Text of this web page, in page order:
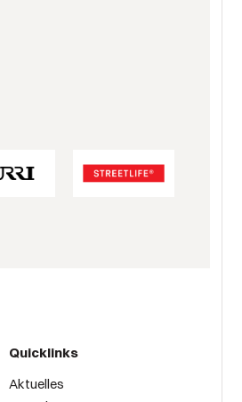
Quicklinks
Aktuelles